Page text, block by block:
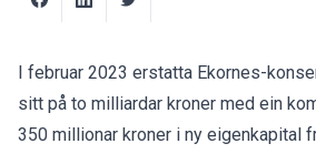
I februar 2023 erstatta Ekornes-
sitt på to milliardar kroner med ein
350 millionar kroner i ny eigenkapital